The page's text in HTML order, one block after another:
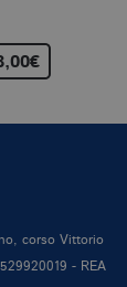
corso Vittorio
- REA